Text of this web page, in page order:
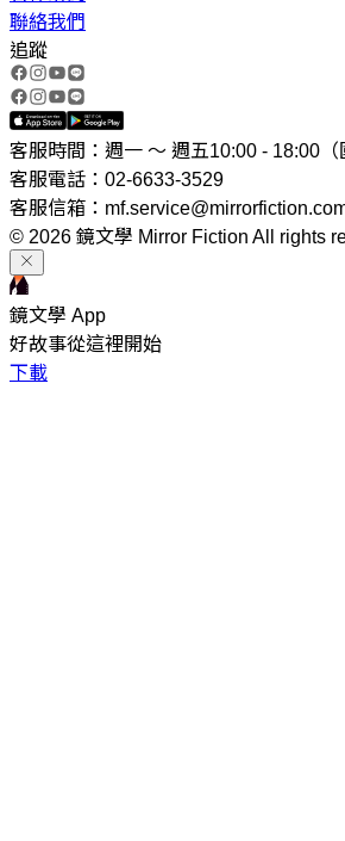
聯絡我們
追蹤
客服時間：週一 ～ 週五10:00 - 18:00（
客服電話：02-6633-3529
客服信箱：
© 2026 鏡文學 Mirror Fiction All rights
鏡文學 App
好故事從這裡開始
下載